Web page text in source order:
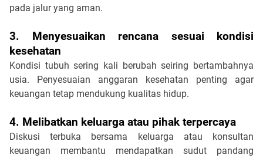
pada jalur yang aman.
3. Menyesuaikan rencana sesuai kondisi
kesehatan
Kondisi tubuh sering kali berubah seiring bertambahnya
usia. Penyesuaian anggaran kesehatan penting agar
keuangan tetap mendukung kualitas hidup.
4. Melibatkan keluarga atau pihak terpercaya
Diskusi terbuka bersama keluarga atau konsultan
keuangan membantu mendapatkan sudut pandang